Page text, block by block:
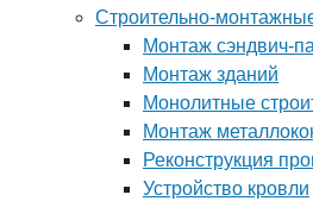
Строительно-
Монтаж сэндвич-
Монтаж зданий
Монолитные
Монтаж
Реконструкция
Устройство кровли